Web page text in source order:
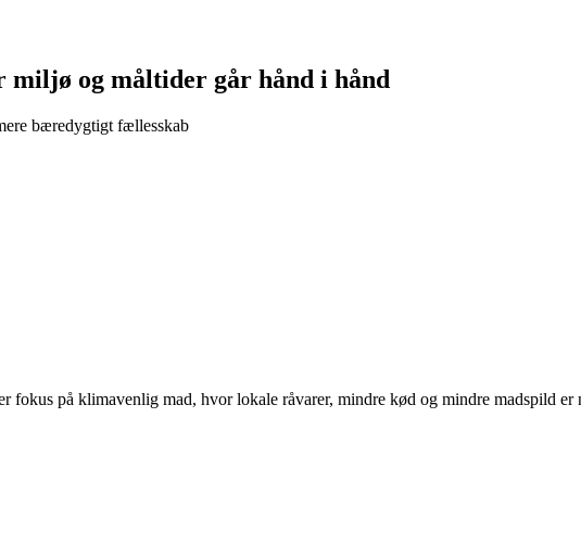
og måltider går hånd i hånd
bæredygtigt fællesskab
fokus på klimavenlig mad, hvor lokale råvarer, mindre kød og mindre madspild